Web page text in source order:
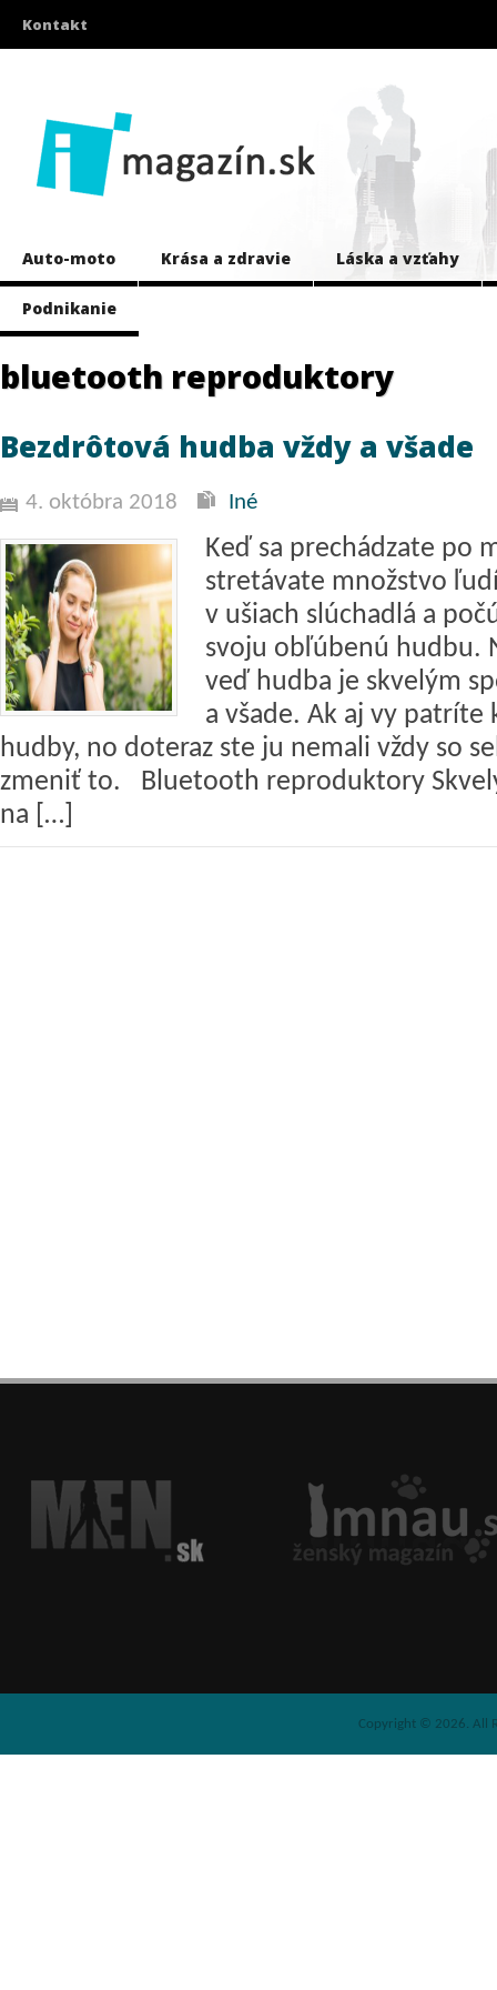
Kontakt
Auto-moto Krása a zdravie Láska a vzťahy
Podnikanie
bluetooth reproduktory
Bezdrôtová hudba vždy a všade
4. októbra 2018 Iné
Keď sa prechádzate po
stretávate množstvo
v ušiach slúchadlá a
svoju obľúbenú hudbu.
veď hudba je skvelým
a všade. Ak aj vy patríte
hudby, no doteraz ste ju nemali vždy so
zmeniť to. Bluetooth reproduktory
na […]
Copyright © 2026. All